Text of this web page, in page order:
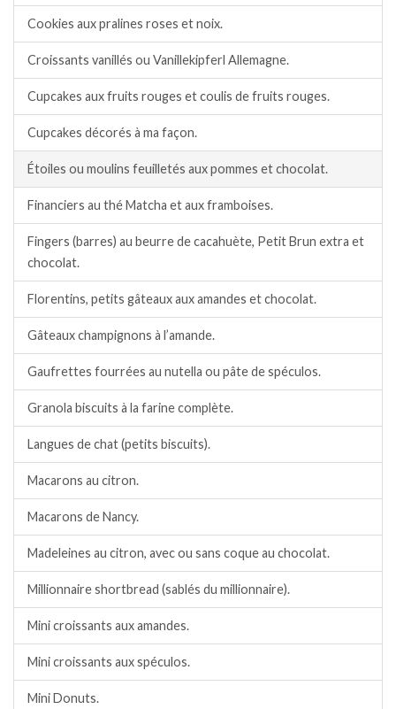
Cookies aux pralines roses et noix.
Croissants vanillés ou Vanillekipferl Allemagne.
Cupcakes aux fruits rouges et coulis de fruits rouges.
Cupcakes décorés à ma façon.
Étoiles ou moulins feuilletés aux pommes et chocolat.
Financiers au thé Matcha et aux framboises.
Fingers (barres) au beurre de cacahuète, Petit Brun extra et
chocolat.
Florentins, petits gâteaux aux amandes et chocolat.
Gâteaux champignons à l’amande.
Gaufrettes fourrées au nutella ou pâte de spéculos.
Granola biscuits à la farine complète.
Langues de chat (petits biscuits).
Macarons au citron.
Macarons de Nancy.
Madeleines au citron, avec ou sans coque au chocolat.
Millionnaire shortbread (sablés du millionnaire).
Mini croissants aux amandes.
Mini croissants aux spéculos.
Mini Donuts.